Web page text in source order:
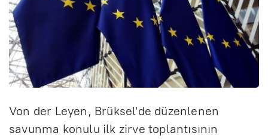
Von der Leyen, Brüksel'de düzenlenen
savunma konulu ilk zirve toplantısının